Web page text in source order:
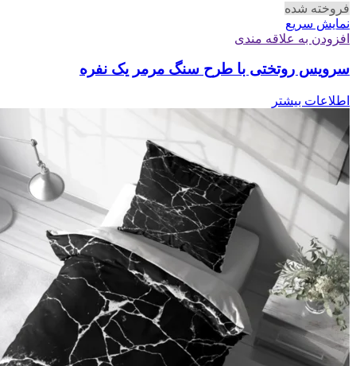
فروخته شده
نمایش سریع
افزودن به علاقه مندی
سرویس روتختی با طرح سنگ مرمر یک نفره
اطلاعات بیشتر